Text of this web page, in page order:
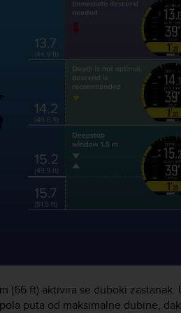
(66 ft) aktivira se duboki
puta od maksimalne dubine,